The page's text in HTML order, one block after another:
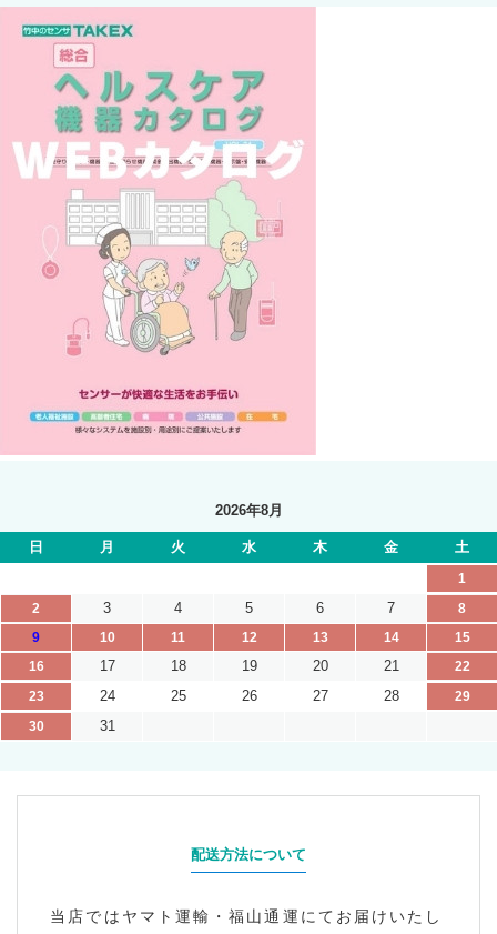
2026年8月
日 月 火 水 木 金 土
1
2
3 4 5 6 7
8
9
10 11 12 13 14
15
16
17 18 19 20 21
22
23
24 25 26 27 28
29
30
31
配送方法について
当店ではヤマト運輸・福山通運にてお届けいたし